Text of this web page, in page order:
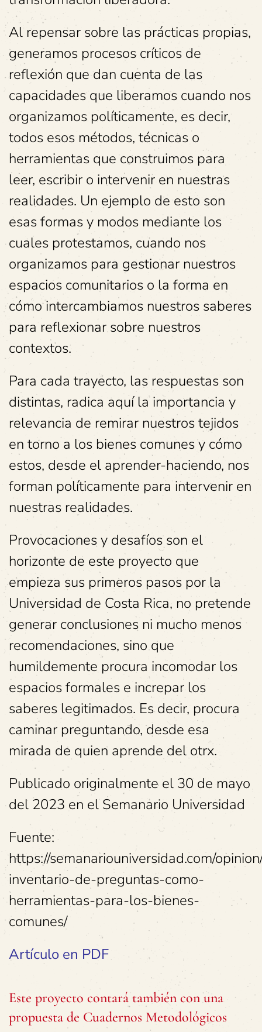
Al repensar sobre las prácticas propias,
generamos procesos críticos de
reflexión que dan cuenta de las
capacidades que liberamos cuando nos
organizamos políticamente, es decir,
todos esos métodos, técnicas o
herramientas que construimos para
leer, escribir o intervenir en nuestras
realidades. Un ejemplo de esto son
esas formas y modos mediante los
cuales protestamos, cuando nos
organizamos para gestionar nuestros
espacios comunitarios o la forma en
cómo intercambiamos nuestros saberes
para reflexionar sobre nuestros
contextos.
Para cada trayecto, las respuestas son
distintas, radica aquí la importancia y
relevancia de remirar nuestros tejidos
en torno a los bienes comunes y cómo
estos, desde el aprender-haciendo, nos
forman políticamente para intervenir en
nuestras realidades.
Provocaciones y desafíos son el
horizonte de este proyecto que
empieza sus primeros pasos por la
Universidad de Costa Rica, no pretende
generar conclusiones ni mucho menos
recomendaciones, sino que
humildemente procura incomodar los
espacios formales e increpar los
saberes legitimados. Es decir, procura
caminar preguntando, desde esa
mirada de quien aprende del otrx.
Publicado originalmente el 30 de mayo
del 2023 en el Semanario Universidad
Fuente:
https://semanariouniversidad.com/
inventario-de-preguntas-como-
herramientas-para-los-bienes-
comunes/
Artículo en PDF
Este proyecto contará también con una
propuesta de Cuadernos Metodológicos